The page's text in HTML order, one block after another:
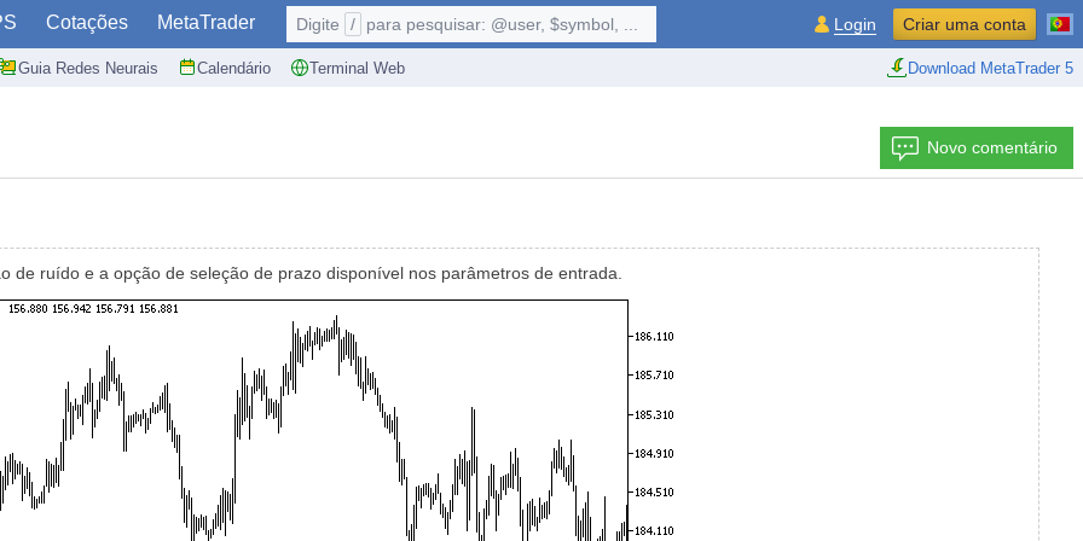
Cotações MetaTrader
Guia Redes Neurais Calendário Terminal Web Download MetaTrader 5
Digite / para pesquisar: @user, $symbol, ... Login Criar uma conta
Novo comentário
de ruído e a opção de seleção de prazo disponível nos parâmetros de entrada.